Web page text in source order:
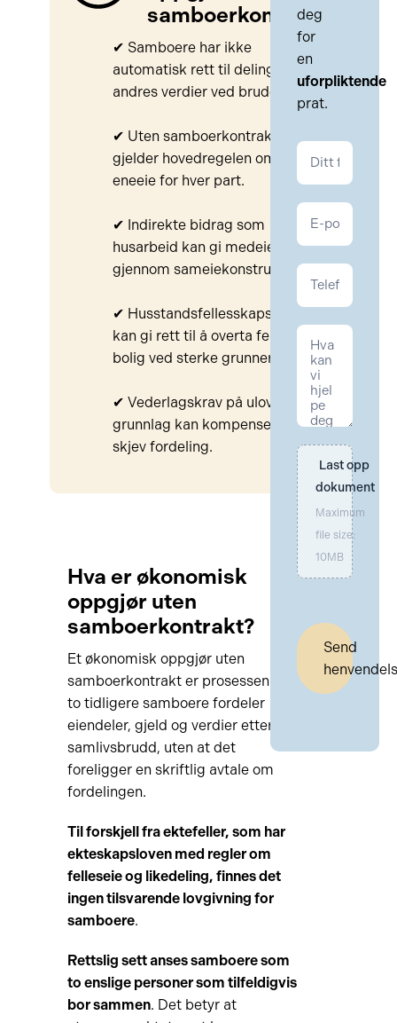
samboerkontrakt
✔ Samboere har ikke
automatisk rett til deling av den
andres verdier ved brudd.
✔ Uten samboerkontrakt
gjelder hovedregelen om
eneeie for hver part.
✔ Indirekte bidrag som
husarbeid kan gi medeierskap
gjennom sameiekonstruksjon.
✔ Husstandsfellesskapsloven
kan gi rett til å overta felles
bolig ved sterke grunner.
✔ Vederlagskrav på ulovfestet
grunnlag kan kompensere for
skjev fordeling.
Hva er økonomisk
oppgjør uten
samboerkontrakt?
Et økonomisk oppgjør uten
samboerkontrakt er prosessen der
to tidligere samboere fordeler
eiendeler, gjeld og verdier etter et
samlivsbrudd, uten at det
foreligger en skriftlig avtale om
fordelingen.
Til forskjell fra ektefeller, som har
ekteskapsloven med regler om
felleseie og likedeling, finnes det
ingen tilsvarende lovgivning for
samboere.
Rettslig sett anses samboere som
to enslige personer som tilfeldigvis
bor sammen. Det betyr at
deg
for
en
uforpliktende
prat.
Kontakt
Last opp
dokument
Maximum
file size:
10MB
Send